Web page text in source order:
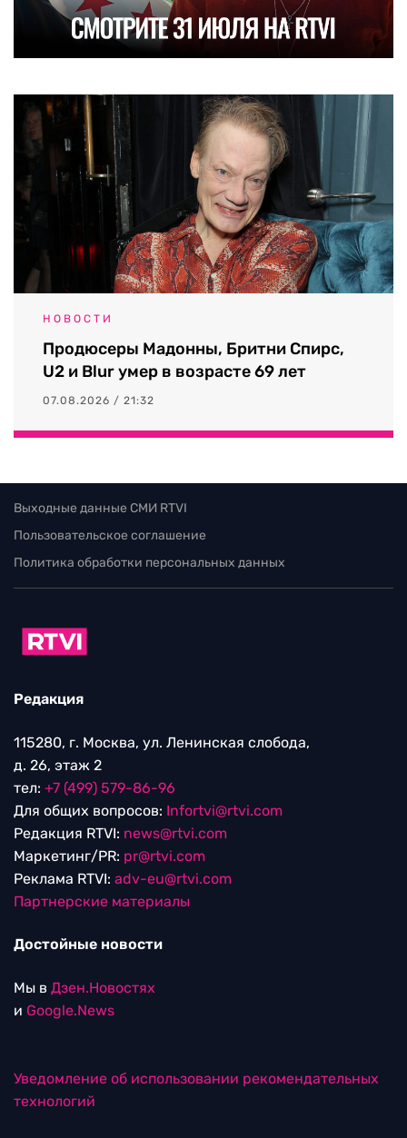
НОВОСТИ
Продюсеры Мадонны, Бритни Спирс,
U2 и Blur умер в возрасте 69 лет
07.08.2026 / 21:32
Выходные данные СМИ RTVI
Пользовательское соглашение
Политика обработки персональных данных
Редакция
115280, г. Москва, ул. Ленинская слобода,
д. 26, этаж 2
тел: +7 (499) 579-86-96
Для общих вопросов: Infortvi@rtvi.com
Редакция RTVI: news@rtvi.com
Маркетинг/PR: pr@rtvi.com
Реклама RTVI: adv-eu@rtvi.com
Партнерские материалы
Достойные новости
Мы в Дзен.Новостях
и Google.News
Уведомление об использовании рекомендательных
технологий